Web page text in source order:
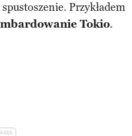
Przykładem
Tokio.